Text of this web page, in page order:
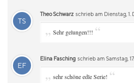
TS
Theo Schwarz schrieb am Dienstag, 1.
„ Sehr gelungen!!! “
EF
Elina Fasching schrieb am Samstag,
„ sehr schöne edle Serie! “